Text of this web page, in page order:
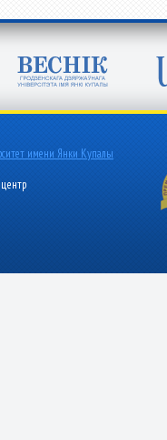
имени Янки Купалы